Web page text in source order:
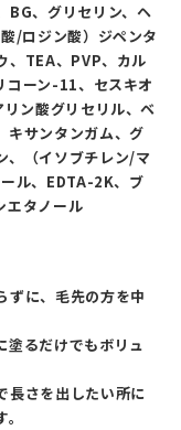
BG、グリセリン、ヘ
/ロジン酸）ジペンタ
、TEA、PVP、カル
コーン-11、セスキオ
ン酸グリセリル、ベ
キサンタンガム、グ
、（イソブチレン/マ
ル、EDTA-2K、ブ
エタノール
ずに、毛先の方を中
塗るだけでもボリュ
長さを出したい所に